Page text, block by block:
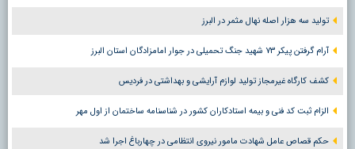
تولید سه هزار اصله نهال مثمر در البرز
آرام گرفتن پیکر ۷۳ شهید جنگ تحمیلی در جوار امامزادگان استان البرز
کشف کارگاه غیرمجاز تولید لوازم آرایشی و بهداشتی در فردیس
الزام ثبت کد فنی و بیمه استادکاران کشور در شناسنامه ساختمان از اول مهر
حکم قصاص عامل شهادت مامور نیروی انتظامی در چهارباغ اجرا شد